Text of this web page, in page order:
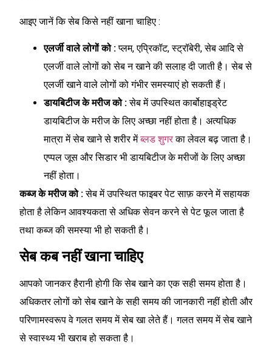
आइए जानें कि सेब किसे नहीं खाना चाहिए :
एलर्जी वाले लोगों को :प्लम, एप्रिकॉट, स्ट्रॉबेरी, सेब आदि से
एलर्जी वाले लोगों को सेब न खाने की सलाह दी जाती है। सेब से
एलर्जी खाने वाले लोगों को गंभीर समस्याएं हो सकती हैं।
डायबिटीज के मरीज को :सेब में उपस्थित कार्बोहाइड्रेट
डायबिटीज के मरीज के लिए अच्छा नहीं होता है। अत्यधिक
मात्रा में सेब खाने से शरीर मेंब्लड शुगरका लेवल बढ़ जाता है।
एप्पल जूस और सिडार भी डायबिटीज के मरीजों के लिए अच्छा
नहीं होता।
कब्ज के मरीज को :सेब में उपस्थित फाइबर पेट साफ़ करने में सहायक
होता है लेकिन आवश्यकता से अधिक सेवन करने से पेट फूल जाता है
तथा कब्ज की समस्या भी हो सकती है।
सेब कब नहीं खाना चाहिए
आपको जानकर हैरानी होगी कि सेब खाने का एक सही समय होता है।
अधिकतर लोगों को सेब खाने के सही समय की जानकारी नहीं होती और
परिणामस्वरूप वे गलत समय में सेब खा लेते हैं। गलत समय में सेब खाने
से स्वास्थ्य भी खराब हो सकता है।